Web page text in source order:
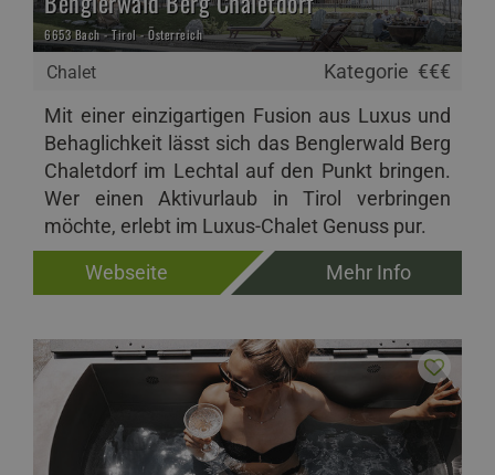
Chalet
6653 Bach - Tirol - Österreich
Kategorie €€€
Mit einer einzigartigen Fusion aus Luxus und
Behaglichkeit lässt sich das Benglerwald Berg
Chaletdorf im Lechtal auf den Punkt bringen.
Wer einen Aktivurlaub in Tirol verbringen
möchte, erlebt im Luxus-Chalet Genuss pur.
Webseite
Mehr Info